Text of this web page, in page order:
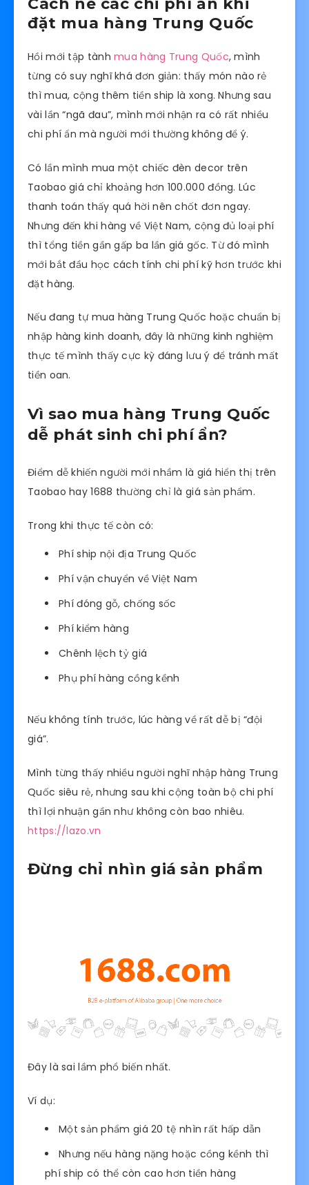
đặt mua hàng Trung Quốc
Hồi mới tập tànhmua hàng Trung Quốc, mình
từng có suy nghĩ khá đơn giản: thấy món nào rẻ
thì mua, cộng thêm tiền ship là xong. Nhưng sau
vài lần “ngã đau”, mình mới nhận ra có rất nhiều
chi phí ẩn mà người mới thường không để ý.
Có lần mình mua một chiếc đèn decor trên
Taobao giá chỉ khoảng hơn 100.000 đồng. Lúc
thanh toán thấy quá hời nên chốt đơn ngay.
Nhưng đến khi hàng về Việt Nam, cộng đủ loại phí
thì tổng tiền gần gấp ba lần giá gốc. Từ đó mình
mới bắt đầu học cách tính chi phí kỹ hơn trước khi
đặt hàng.
Nếu đang tự mua hàng Trung Quốc hoặc chuẩn bị
nhập hàng kinh doanh, đây là những kinh nghiệm
thực tế mình thấy cực kỳ đáng lưu ý để tránh mất
tiền oan.
Vì sao mua hàng Trung Quốc
dễ phát sinh chi phí ẩn?
Điểm dễ khiến người mới nhầm là giá hiển thị trên
Taobao hay 1688 thường chỉ là giá sản phẩm.
Trong khi thực tế còn có:
Phí ship nội địa Trung Quốc
Phí vận chuyển về Việt Nam
Phí đóng gỗ, chống sốc
Phí kiểm hàng
Chênh lệch tỷ giá
Phụ phí hàng cồng kềnh
Nếu không tính trước, lúc hàng về rất dễ bị “đội
giá”.
Mình từng thấy nhiều người nghĩ nhập hàng Trung
Quốc siêu rẻ, nhưng sau khi cộng toàn bộ chi phí
thì lợi nhuận gần như không còn bao nhiêu.
https://lazo.vn
Đừng chỉ nhìn giá sản phẩm
Đây là sai lầm phổ biến nhất.
Ví dụ:
Một sản phẩm giá 20 tệ nhìn rất hấp dẫn
Nhưng nếu hàng nặng hoặc cồng kềnh thì
phí ship có thể còn cao hơn tiền hàng